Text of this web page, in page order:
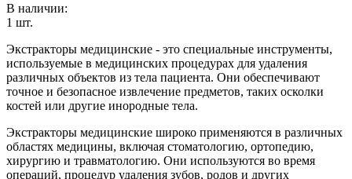
В наличии:
1 шт.
Экстракторы медицинские - это специальные инструменты,
используемые в медицинских процедурах для удаления
различных объектов из тела пациента. Они обеспечивают
точное и безопасное извлечение предметов, таких осколки
костей или другие инородные тела.
Экстракторы медицинские широко применяются в различных
областях медицины, включая стоматологию, ортопедию,
хирургию и травматологию. Они используются во время
операций, процедур удаления зубов, родов и других